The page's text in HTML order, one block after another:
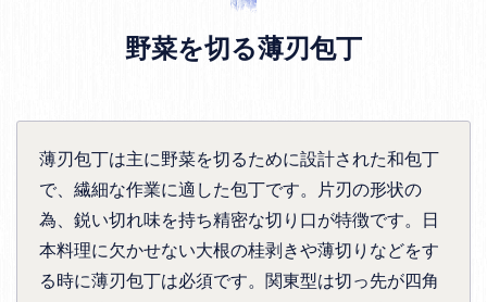
野菜を切る薄刃包丁
薄刃包丁は主に野菜を切るために設計された和包丁
で、繊細な作業に適した包丁です。片刃の形状の
為、鋭い切れ味を持ち精密な切り口が特徴です。日
本料理に欠かせない大根の桂剥きや薄切りなどをす
る時に薄刃包丁は必須です。関東型は切っ先が四角